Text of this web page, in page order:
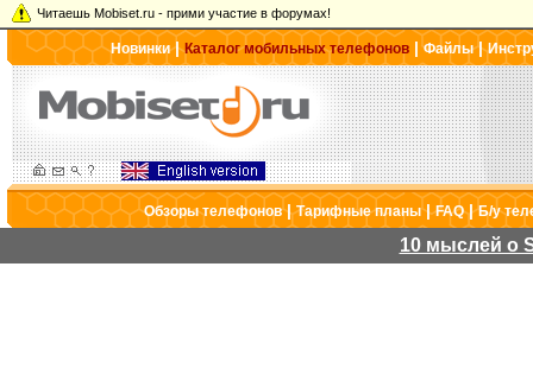
Читаешь Mobiset.ru - прими участие в форумах!
Новинки|Каталог мобильных телефонов |Файлы|
Обзоры телефонов|Тарифные планы|FAQ|Б/у
10 мыслей о